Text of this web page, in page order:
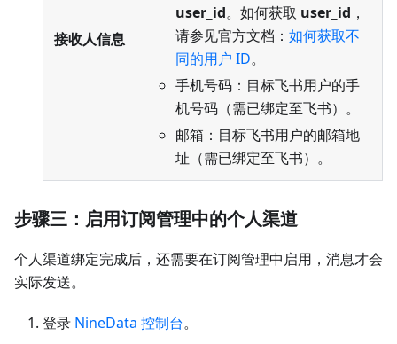
接收人信息
user_id。如何获取 user_id ，
请参见官方文档： 如何获取不
同的用户 ID。
手机号码：目标飞书用户的手
机号码（需已绑定至飞书）。
邮箱：目标飞书用户的邮箱地
址（需已绑定至飞书）。
步骤三：启用订阅管理中的个人渠道
个人渠道绑定完成后，还需要在订阅管理中启用，消息才会
实际发送。
登录 NineData 控制台。